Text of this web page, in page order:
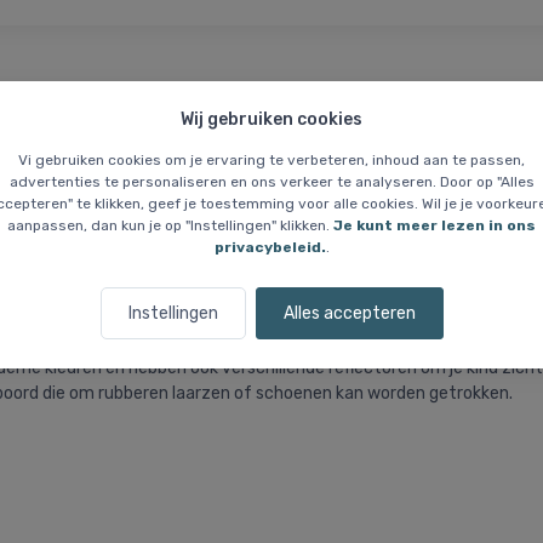
Wij gebruiken cookies
Vi gebruiken cookies om je ervaring te verbeteren, inhoud aan te passen,
advertenties te personaliseren en ons verkeer te analyseren. Door op "Alles
te klikken, geef je toestemming voor alle cookies. Wil je je
aanpassen, dan kun je op "Instellingen" klikken. Je kunt meer lezen in ons
privacybeleid.
Instellingen Alles accepteren
Prijsgarantie Wie zijn wij?
regenpak, junior, geel
regenset voor kinderen. De set is gemaakt van sterke
zodat het water effectief buiten wordt gehouden en je kind niet
kleuren en hebben ook verschillende reflectoren om je kind
die om rubberen laarzen of schoenen kan worden getrokken.